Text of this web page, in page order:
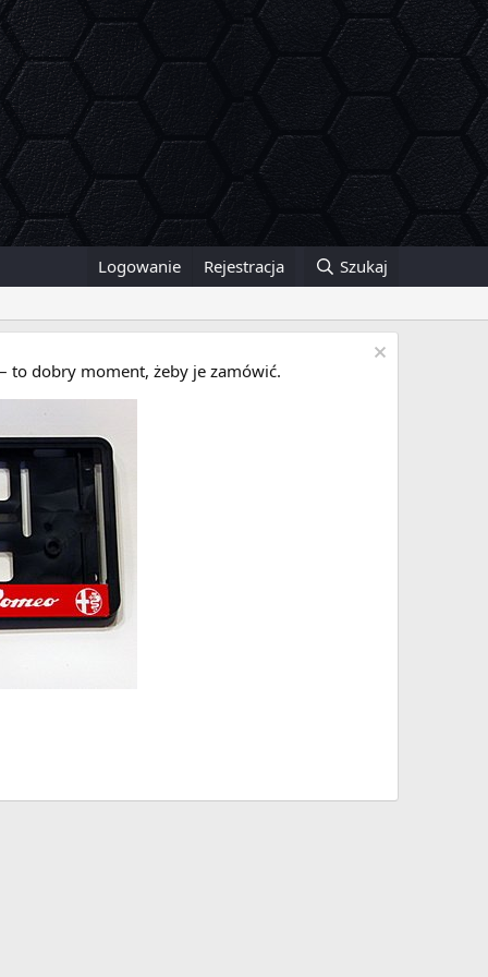
Logowanie Rejestracja Szukaj
to dobry moment, żeby je zamówić.